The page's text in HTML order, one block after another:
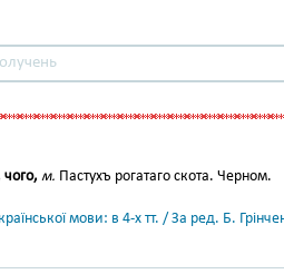
м. Пастухъ рогатаго скота. Черном.
мови: в 4-х тт. / За ред. Б.